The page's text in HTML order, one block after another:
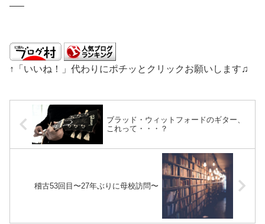
—–
↑「いいね！」代わりにポチッとクリックお願いします♫
ブラッド・ウィットフォードのギター、
これって・・・？
稽古53回目〜27年ぶりに母校訪問〜